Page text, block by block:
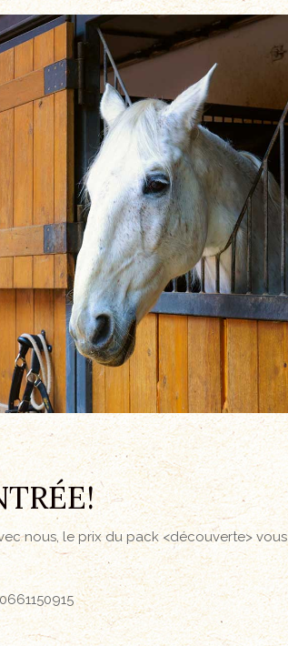
nous, le prix du pack <découverte>
0661150915